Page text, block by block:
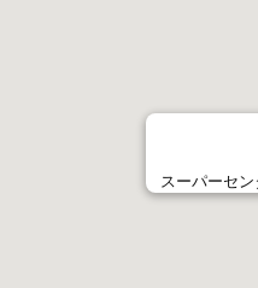
スーパーセ